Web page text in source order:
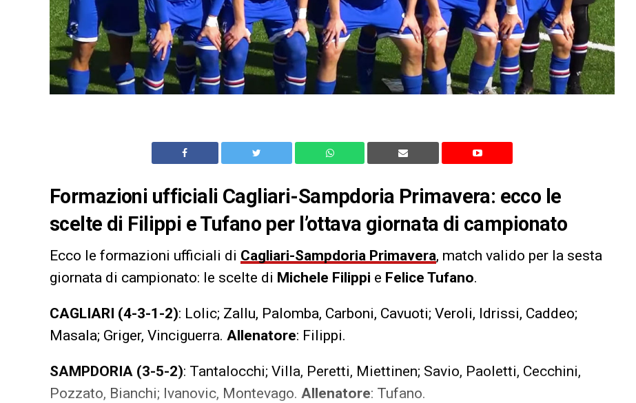
Formazioni ufficiali Cagliari-Sampdoria Primavera: ecco le
scelte di Filippi e Tufano per l’ottava giornata di campionato
Ecco le formazioni ufficiali di Cagliari-Sampdoria Primavera, match valido per la sesta
giornata di campionato: le scelte di Michele Filippi e Felice Tufano.
CAGLIARI (4-3-1-2): Lolic; Zallu, Palomba, Carboni, Cavuoti; Veroli, Idrissi, Caddeo;
Masala; Griger, Vinciguerra. Allenatore: Filippi.
SAMPDORIA (3-5-2): Tantalocchi; Villa, Peretti, Miettinen; Savio, Paoletti, Cecchini,
Pozzato, Bianchi; Ivanovic, Montevago. Allenatore: Tufano.